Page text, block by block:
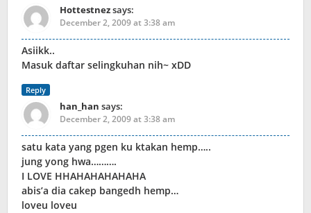
Hottestnezsays:
December 2, 2009 at 3:38 am
Asiikk..
Masuk daftar selingkuhan nih~ xDD
Reply
han_han says:
December 2, 2009 at 3:38 am
satu kata yang pgen ku ktakan hemp…..
jung yong hwa……….
I LOVE HHAHAHAHAHAHA
abis’a dia cakep bangedh hemp…
loveu loveu